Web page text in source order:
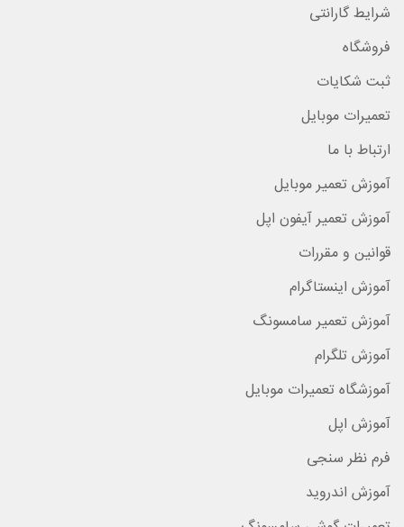
شرایط گارانتی
فروشگاه
ثبت شکایات
تعمیرات موبایل
ارتباط با ما
آموزش تعمیر موبایل
آموزش تعمیر آیفون اپل
قوانین و مقررات
آموزش اینستاگرام
آموزش تعمیر سامسونگ
آموزش تلگرام
آموزشگاه تعمیرات موبایل
آموزش اپل
فرم نظر سنجی
آموزش اندروید